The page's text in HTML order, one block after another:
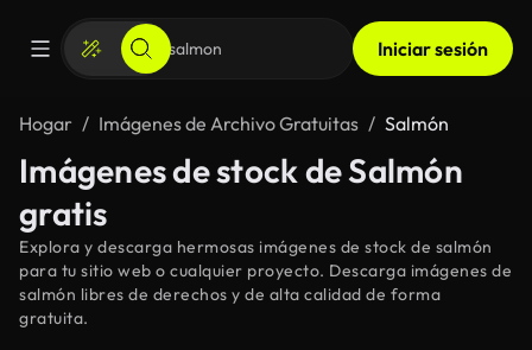
Iniciar sesión
Hogar Imágenes de Archivo Gratuitas Salmón
Imágenes de stock de Salmón
gratis
Explora y descarga hermosas imágenes de stock de salmón
para tu sitio web o cualquier proyecto. Descarga imágenes de
salmón libres de derechos y de alta calidad de forma
gratuita.